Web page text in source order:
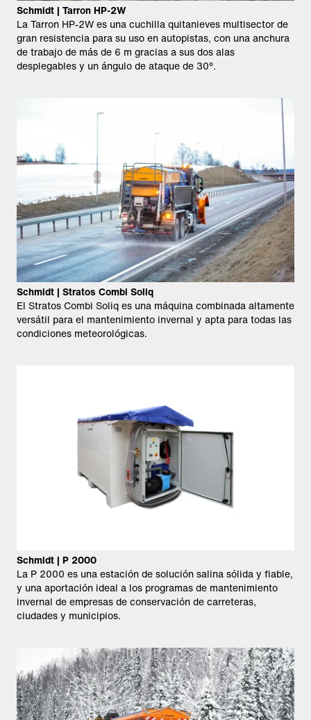
Schmidt | Tarron HP-2W
La Tarron HP-2W es una cuchilla quitanieves multisector de
gran resistencia para su uso en autopistas, con una anchura
de trabajo de más de 6 m gracias a sus dos alas
desplegables y un ángulo de ataque de 30°.
Schmidt | Stratos Combi Soliq
El Stratos Combi Soliq es una máquina combinada altamente
versátil para el mantenimiento invernal y apta para todas las
condiciones meteorológicas.
Schmidt | P 2000
La P 2000 es una estación de solución salina sólida y fiable,
y una aportación ideal a los programas de mantenimiento
invernal de empresas de conservación de carreteras,
ciudades y municipios.